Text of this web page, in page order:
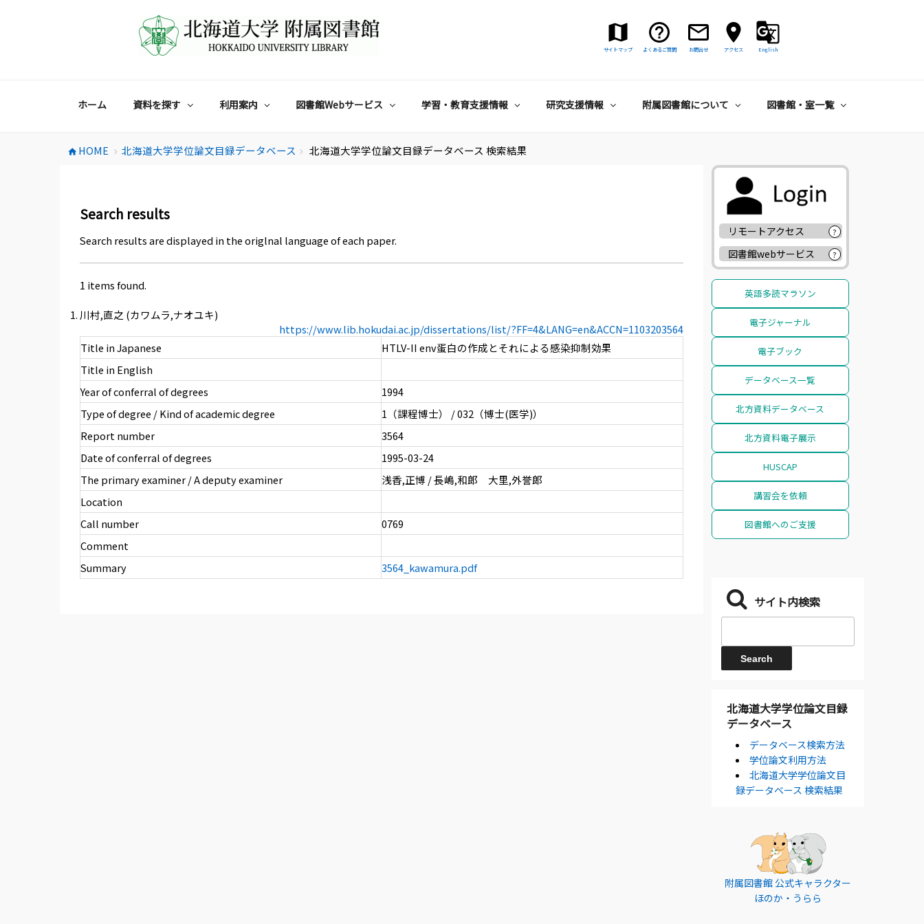
サイトマップ よくあるご質問 お問合せ アクセス English
ホーム 資料を探す 利用案内 図書館Webサービス 学習・教育支援情報 研究支援情報 附属図書館について 図書館・室一覧
home HOME chevron_right 北海道大学学位論文目録データベース chevron_right 北海道大学学位論文目録データベース 検索結果
Search results
Search results are displayed in the origlnal language of each paper.
1 items found.
川村,直之 (カワムラ,ナオユキ)
https://www.lib.hokudai.ac.jp/dissertations/list/?FF=4&LANG=en&ACCN=1103203564
Title in Japanese
HTLV-II env蛋白の作成とそれによる感染抑制効果
Title in English
Year of conferral of degrees
1994
Type of degree / Kind of academic degree
1（課程博士） / 032（博士(医学)）
Report number
3564
Date of conferral of degrees
1995-03-24
The primary examiner / A deputy examiner
浅香,正博 / 長嶋,和郎 大里,外誉郎
Location
Call number
0769
Comment
Summary
3564_kawamura.pdf
リモートアクセス ?
図書館webサービス ?
英語多読マラソン
電子ジャーナル
電子ブック
データベース一覧
北方資料データベース
北方資料電子展示
HUSCAP
講習会を依頼
図書館へのご支援
サイト内検索
北海道大学学位論文目録
データベース
データベース検索方法
学位論文利用方法
北海道大学学位論文目
録データベース 検索結果
附属図書館 公式キャラクター
ほのか・うらら